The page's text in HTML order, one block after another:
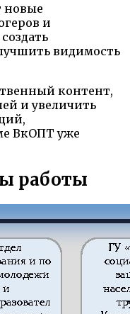
новые
и
видимость
контент,
и увеличить
ВкОПТ уже
работы